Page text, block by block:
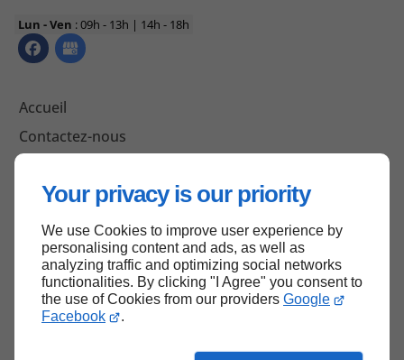
Your privacy is our priority
We use Cookies to improve user experience by
personalising content and ads, as well as
analyzing traffic and optimizing social networks
functionalities. By clicking "I Agree" you consent to
the use of Cookies from our providers Google
Facebook
.
Lun - Ven : 09h - 13h | 14h - 18h
Accueil
Contactez-nous
Plan du site
Haut de page